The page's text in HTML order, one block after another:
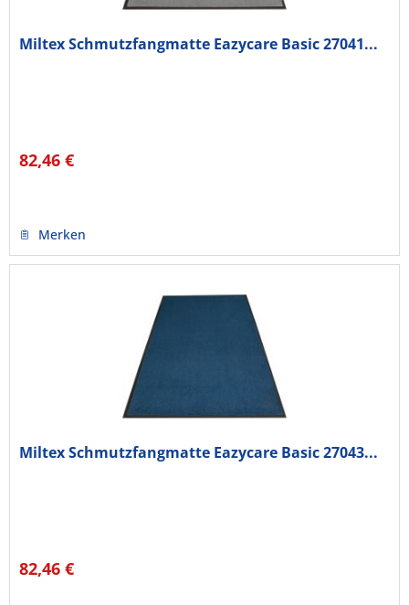
Miltex Schmutzfangmatte Eazycare Basic 27041...
82,46 €
Merken
Miltex Schmutzfangmatte Eazycare Basic 27043...
82,46 €